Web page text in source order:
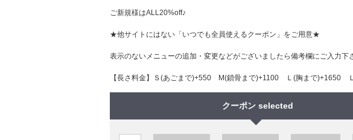
ご新規様はALL20%off♪
★他サイトにはない「いつでも全員使えるクーポン」をご用意★
表示のないメニューの追加・変更などがございましたら備考欄にご入力下
【長さ料金】Ｓ(あごまで)+550 М(鎖骨まで)+1100 Ｌ(胸まで)+1650
クーポン selected